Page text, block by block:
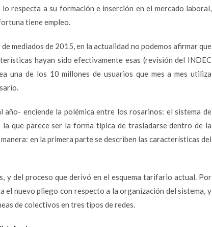
respecta a su formación e inserción en el mercado laboral,
tiene empleo.
mediados de 2015, en la actualidad no podemos afirmar que
hayan sido efectivamente esas (revisión del INDEC
una de los 10 millones de usuarios que mes a mes utiliza
enciende la polémica entre los rosarinos: el sistema de
que parece ser la forma típica de trasladarse dentro de la
en la primera parte se describen las características del
y del proceso que derivó en el esquema tarifario actual. Por
nuevo pliego con respecto a la organización del sistema, y
de colectivos en tres tipos de redes.